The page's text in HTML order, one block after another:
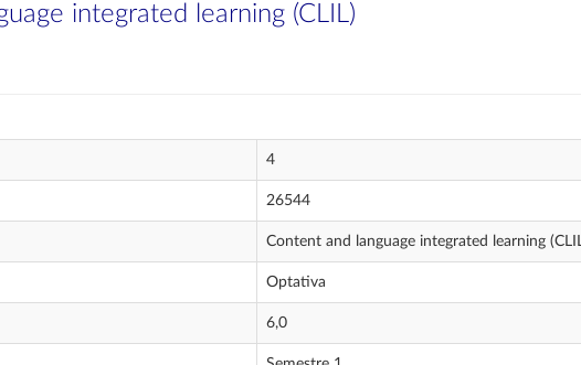
integrated learning (CLIL)
4
26544
Content and language integrated learning
Optativa
6,0